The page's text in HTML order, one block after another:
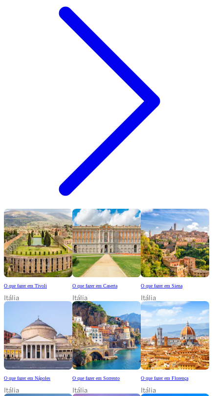
O que fazer em Tivoli
Itália
O que fazer em Caserta
Itália
O que fazer em Siena
Itália
O que fazer em Nápoles
Itália
O que fazer em Sorrento
Itália
O que fazer em Florença
Itália